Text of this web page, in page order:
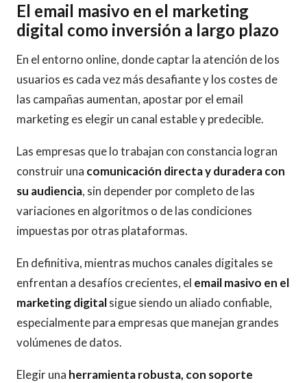
El email masivo en el marketing
digital como inversión a largo plazo
En el entorno online, donde captar la atención de los
usuarios es cada vez más desafiante y los costes de
las campañas aumentan, apostar por el email
marketing es elegir un canal estable y predecible.
Las empresas que lo trabajan con constancia logran
construir una comunicación directa y duradera con
su audiencia, sin depender por completo de las
variaciones en algoritmos o de las condiciones
impuestas por otras plataformas.
En definitiva, mientras muchos canales digitales se
enfrentan a desafíos crecientes, el email masivo en el
marketing digitalsigue siendo un aliado confiable,
especialmente para empresas que manejan grandes
volúmenes de datos.
Elegir una herramienta robusta, con soporte